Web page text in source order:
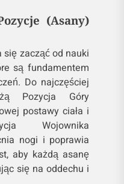
(Asany)
zacząć od nauki
są fundamentem
Do najczęściej
Pozycja Góry
postawy ciała i
Wojownika
nogi i poprawia
aby każdą asanę
się na oddechu i